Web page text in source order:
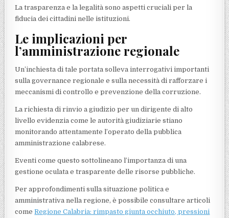
La trasparenza e la legalità sono aspetti cruciali per la
fiducia dei cittadini nelle istituzioni.
Le implicazioni per
l’amministrazione regionale
Un’inchiesta di tale portata solleva interrogativi importanti
sulla governance regionale e sulla necessità di rafforzare i
meccanismi di controllo e prevenzione della corruzione.
La richiesta di rinvio a giudizio per un dirigente di alto
livello evidenzia come le autorità giudiziarie stiano
monitorando attentamente l’operato della pubblica
amministrazione calabrese.
Eventi come questo sottolineano l’importanza di una
gestione oculata e trasparente delle risorse pubbliche.
Per approfondimenti sulla situazione politica e
amministrativa nella regione, è possibile consultare articoli
comeRegione Calabria: rimpasto giunta occhiuto, pressioni